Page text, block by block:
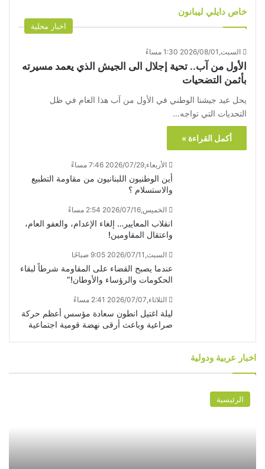
خاص دايلي ليبانون
اخبار محلية
السبت,2026/08/01 1:30 مساءً
الأول من آب.. تحية إجلال الى الجيش الذي يعمد مسيرته
بأثمن التضحيات
يحل عيد جيشنا الوطني في الأول من آب هذا العام في ظل
التحديات التي تواجه…
أكمل القراءة »
الأربعاء,2026/07/29 7:46 مساءً
أين الوطنيون اللبنانيون من مقاومة التطبيع
والاستسلام ؟
الخميس,2026/07/16 2:54 مساءً
انقلاب المعايير… إلغاء الإعدام، والعفو العام،
واعتقال المقاومين!
السبت,2026/07/11 9:05 صباحًا
عندما يصبح القضاء على المقاومة شرطاً لبقاء
الحكومات والرؤساء والأوطان!”
الثلاثاء,2026/07/07 2:41 مساءً
ليلة اغتيل انطون سعادة مؤسس أعظم حركة
صراعية وباعث أرقى نهضة قومية اجتماعية
اخبار عربية ودولية
الرئيسية